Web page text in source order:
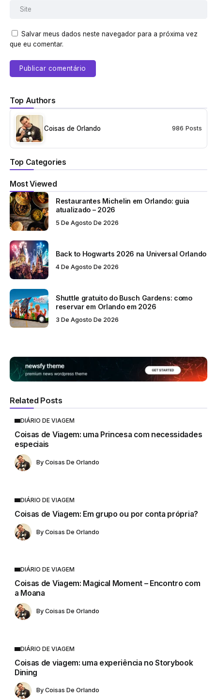
Salvar meus dados neste navegador para a próxima vez
que eu comentar.
Top Authors
Coisas de Orlando 986 Posts
Top Categories
Most Viewed
Restaurantes Michelin em Orlando: guia
atualizado – 2026
5 De Agosto De 2026
Back to Hogwarts 2026 na Universal Orlando
4 De Agosto De 2026
Shuttle gratuito do Busch Gardens: como
reservar em Orlando em 2026
3 De Agosto De 2026
Related Posts
DIÁRIO DE VIAGEM
Coisas de Viagem: uma Princesa com necessidades
especiais
By Coisas De Orlando
DIÁRIO DE VIAGEM
Coisas de Viagem: Em grupo ou por conta própria?
By Coisas De Orlando
DIÁRIO DE VIAGEM
Coisas de Viagem: Magical Moment – Encontro com
a Moana
By Coisas De Orlando
DIÁRIO DE VIAGEM
Coisas de viagem: uma experiência no Storybook
Dining
By Coisas De Orlando